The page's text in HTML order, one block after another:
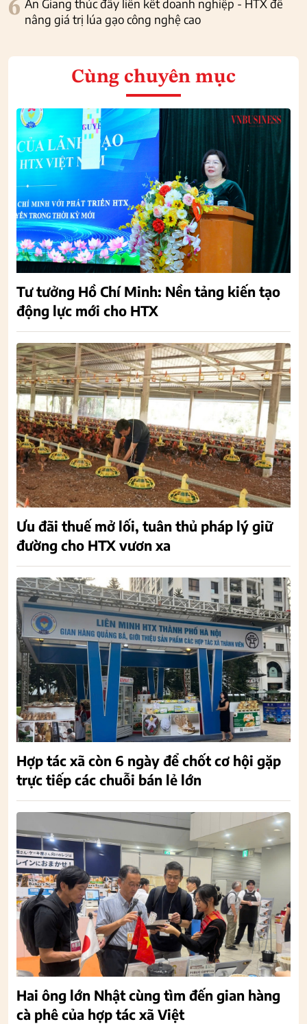
6 An Giang thúc đẩy liên kết doanh nghiệp - HTX để
nâng giá trị lúa gạo công nghệ cao
Cùng chuyên mục
Tư tưởng Hồ Chí Minh: Nền tảng kiến tạo
động lực mới cho HTX
Ưu đãi thuế mở lối, tuân thủ pháp lý giữ
đường cho HTX vươn xa
Hợp tác xã còn 6 ngày để chốt cơ hội gặp
trực tiếp các chuỗi bán lẻ lớn
Hai ông lớn Nhật cùng tìm đến gian hàng
cà phê của hợp tác xã Việt